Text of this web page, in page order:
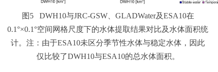
图5 DWH10与JRC-GSW、GLADWater及ESA10在
0.1°×0.1°空间网格尺度下的水体提取结果对比及水体面积统
计。注：由于ESA10未区分季节性水体与稳定水体，因此
仅比较了DWH10与ESA10的总水体面积。